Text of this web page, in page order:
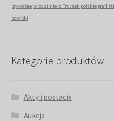
prywatne włodzimierz Fruczek polskie graffitti
nowicki
Kategorie produktów
Akty i postacie
Aukcja